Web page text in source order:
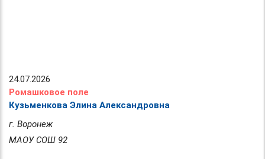
24.07.2026
Ромашковое поле
Кузьменкова Элина Александровна
г. Воронеж
МАОУ СОШ 92